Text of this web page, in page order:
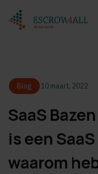
Blog 10 maart, 2022
SaaS
is een
waarom